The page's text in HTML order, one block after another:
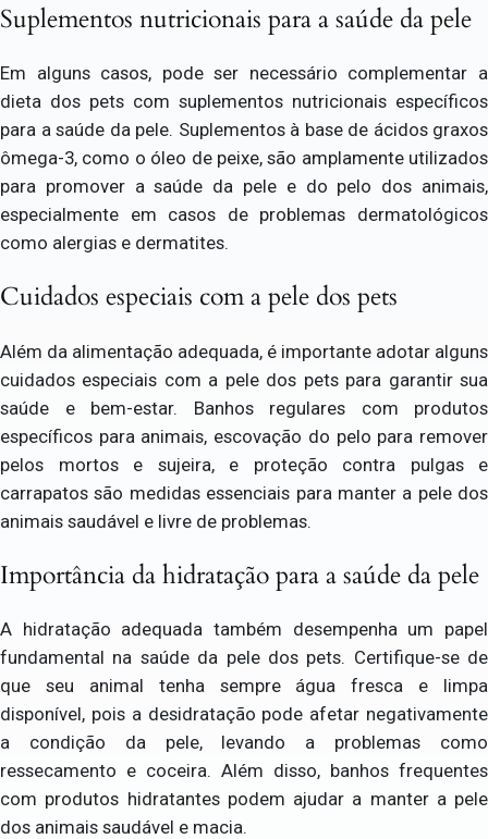
Suplementos nutricionais para a saúde da pele
Em alguns casos, pode ser necessário complementar a
dieta dos pets com suplementos nutricionais específicos
para a saúde da pele. Suplementos à base de ácidos graxos
ômega-3, como o óleo de peixe, são amplamente utilizados
para promover a saúde da pele e do pelo dos animais,
especialmente em casos de problemas dermatológicos
como alergias e dermatites.
Cuidados especiais com a pele dos pets
Além da alimentação adequada, é importante adotar alguns
cuidados especiais com a pele dos pets para garantir sua
saúde e bem-estar. Banhos regulares com produtos
específicos para animais, escovação do pelo para remover
pelos mortos e sujeira, e proteção contra pulgas e
carrapatos são medidas essenciais para manter a pele dos
animais saudável e livre de problemas.
Importância da hidratação para a saúde da pele
A hidratação adequada também desempenha um papel
fundamental na saúde da pele dos pets. Certifique-se de
que seu animal tenha sempre água fresca e limpa
disponível, pois a desidratação pode afetar negativamente
a condição da pele, levando a problemas como
ressecamento e coceira. Além disso, banhos frequentes
com produtos hidratantes podem ajudar a manter a pele
dos animais saudável e macia.